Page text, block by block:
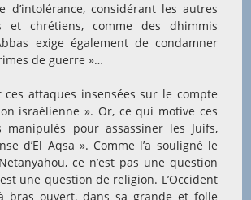
d’intolérance, considérant les autres
et chrétiens, comme des dhimmis
exige également de condamner
de guerre »…
ces attaques insensées sur le compte
israélienne ». Or, ce qui motive ces
manipulés pour assassiner les Juifs,
d’El Aqsa ». Comme l’a souligné le
ce n’est pas une question
une question de religion. L’Occident
bras ouvert, dans sa grande et folle